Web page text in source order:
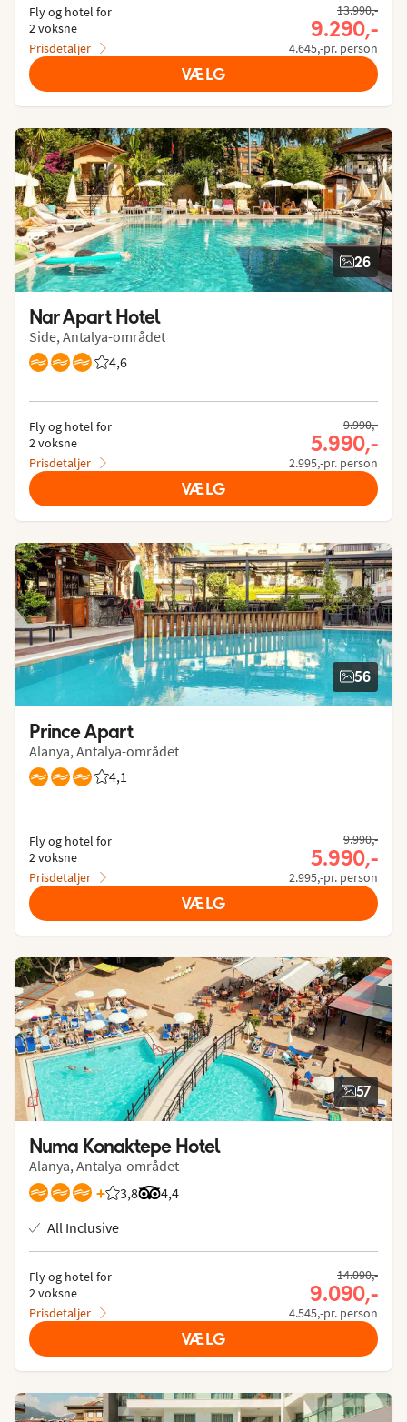
Fly og hotel for
2 voksne
Prisdetaljer
13.990,-
9.290,-
4.645,-pr. person
VÆLG
26
Nar Apart Hotel
Side, Antalya-området
4,6
Bedømmelse fra Spies gæster: 4.621/5
Fly og hotel for
2 voksne
Prisdetaljer
9.990,-
5.990,-
2.995,-pr. person
VÆLG
56
Prince Apart
Alanya, Antalya-området
4,1
Bedømmelse fra Spies gæster: 4.093/5
Fly og hotel for
2 voksne
Prisdetaljer
9.990,-
5.990,-
2.995,-pr. person
VÆLG
57
Numa Konaktepe Hotel
Alanya, Antalya-området
+ 3,8
Bedømmelse fra Spies gæster: 3.839/5
4,4
Bedømmelse fra Tripadvisor: 4.4 of 5
All Inclusive
Fly og hotel for
2 voksne
Prisdetaljer
14.090,-
9.090,-
4.545,-pr. person
VÆLG